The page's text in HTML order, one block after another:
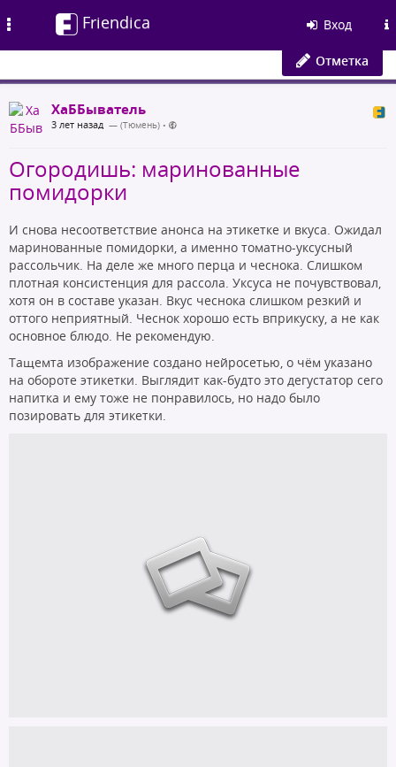
Friendica Вход
Отметка
ХаББыватель
3 лет назад — (Тюмень) •
Огородишь: маринованные
помидорки
И снова несоответствие анонса на этикетке и вкуса. Ожидал
маринованные помидорки, а именно томатно-уксусный
рассольчик. На деле же много перца и чеснока. Слишком
плотная консистенция для рассола. Уксуса не почувствовал,
хотя он в составе указан. Вкус чеснока слишком резкий и
оттого неприятный. Чеснок хорошо есть вприкуску, а не как
основное блюдо. Не рекомендую.
Тащемта изображение создано нейросетью, о чём указано
на обороте этикетки. Выглядит как-будто это дегустатор сего
напитка и ему тоже не понравилось, но надо было
позировать для этикетки.